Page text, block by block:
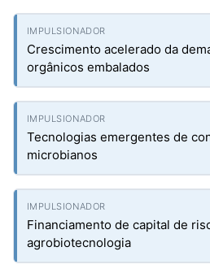
Crescimento acelerado da
orgânicos embalados
Tecnologias emergentes de
microbianos
Financiamento de capital de
agrobiotecnologia